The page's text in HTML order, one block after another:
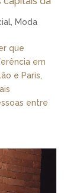
, Moda
que
em
e Paris,
entre